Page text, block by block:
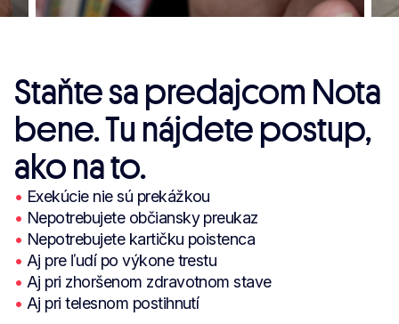
Staňte sa predajcom Nota
bene. Tu nájdete postup,
ako na to.
• Exekúcie nie sú prekážkou
• Nepotrebujete občiansky preukaz
• Nepotrebujete kartičku poistenca
• Aj pre ľudí po výkone trestu
• Aj pri zhoršenom zdravotnom stave
• Aj pri telesnom postihnutí